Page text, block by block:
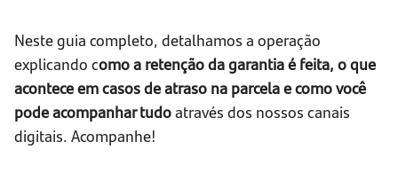
Neste guia completo, detalhamos a operação
explicando como a retenção da garantia é feita, o que
acontece em casos de atraso na parcela e como você
pode acompanhar tudoatravés dos nossos canais
digitais. Acompanhe!